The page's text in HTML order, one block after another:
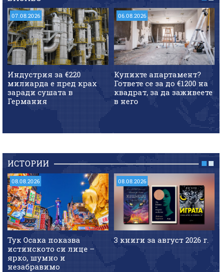
07.08.2026
Индустрия за €220
милиарда е пред крах
заради сушата в
Германия
06.08.2026
Купихте апартамент?
Гответе се за до €1200 на
квадрат, за да заживеете
в него
ИСТОРИИ
08.08.2026
Тук Осака показва
истинското си лице –
ярко, шумно и
незабравимо
08.08.2026
3 книги за август 2026 г.